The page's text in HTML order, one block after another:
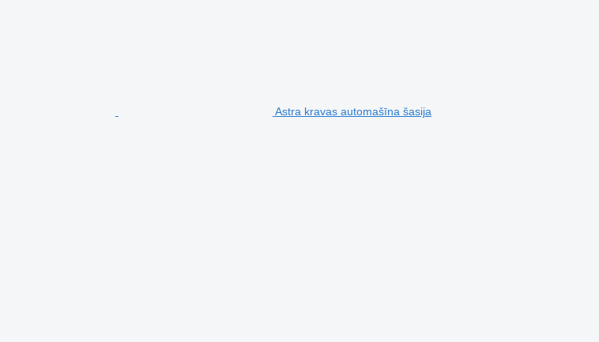
Astra kravas automašīna šasija